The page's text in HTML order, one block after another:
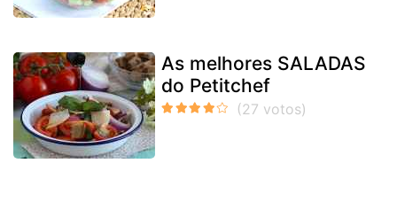
As melhores SALADAS
do Petitchef